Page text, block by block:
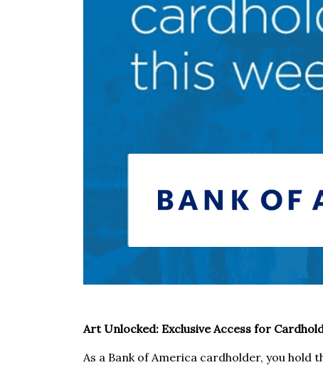
Art Unlocked: Exclusive Access for
As a Bank of America cardholder, you